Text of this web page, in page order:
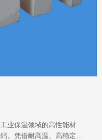
业保温领域的高性能材
。凭借耐高温、高稳定